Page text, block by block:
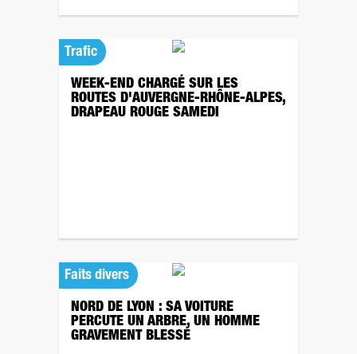
Trafic
WEEK-END CHARGÉ SUR LES
ROUTES D'AUVERGNE-RHÔNE-ALPES,
DRAPEAU ROUGE SAMEDI
Faits divers
NORD DE LYON : SA VOITURE
PERCUTE UN ARBRE, UN HOMME
GRAVEMENT BLESSÉ